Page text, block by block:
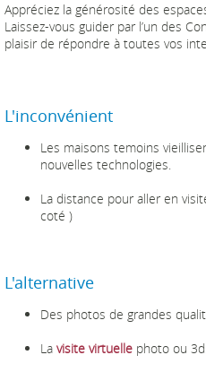
Appréciez la générosité des
Laissez-vous guider par l’un des
plaisir de répondre à toutes vos
L'inconvénient
Les maisons temoins
nouvelles technologies.
La distance pour aller en
coté )
L'alternative
Des photos de grandes
La visite virtuelle photo ou 3d.